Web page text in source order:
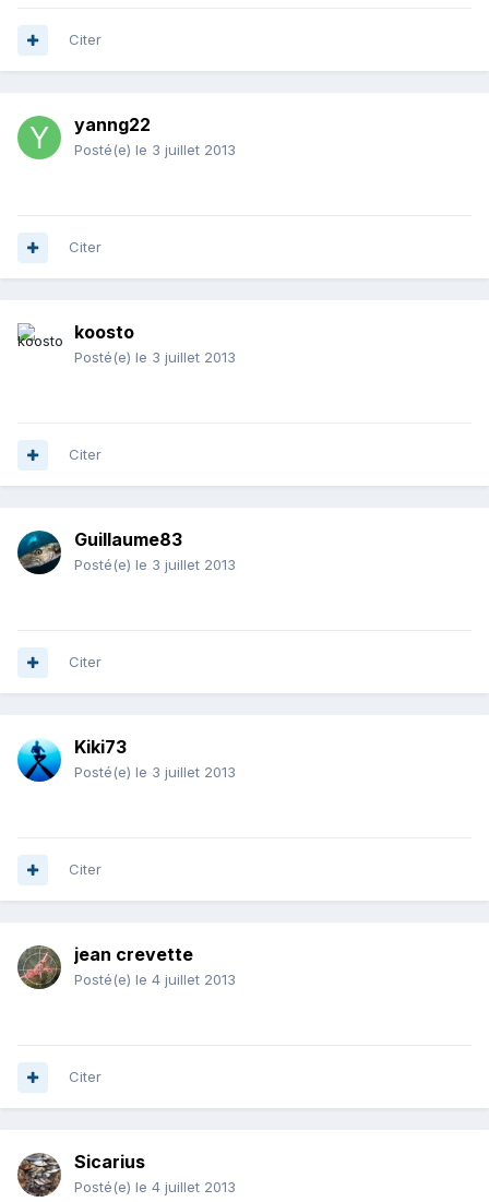
Citer
yanng22
Posté(e) le 3 juillet 2013
Citer
koosto
Posté(e) le 3 juillet 2013
Citer
Guillaume83
Posté(e) le 3 juillet 2013
Citer
Kiki73
Posté(e) le 3 juillet 2013
Citer
jean crevette
Posté(e) le 4 juillet 2013
Citer
Sicarius
Posté(e) le 4 juillet 2013